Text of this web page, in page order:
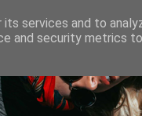
ΔΡΟΜΟΛΟΓΙΑ ΚΤΕΛ
services and to
and security metrics